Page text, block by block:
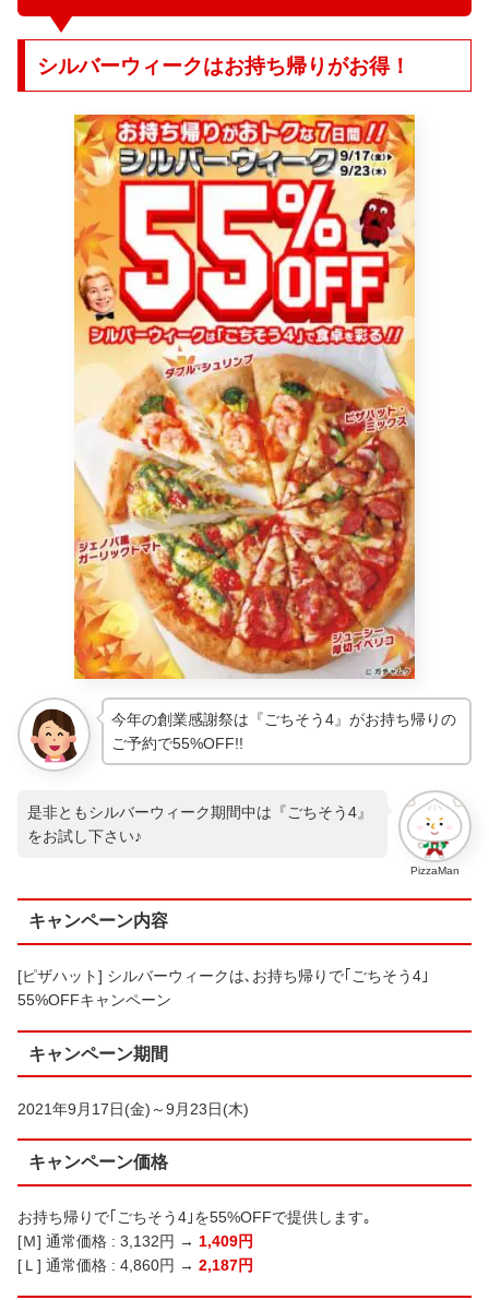
シルバーウィークはお持ち帰りがお得！
今年の創業感謝祭は『ごちそう4』がお持ち帰りの
ご予約で55%OFF!!
PizzaMan
是非ともシルバーウィーク期間中は『ごちそう4』
をお試し下さい♪
キャンペーン内容
[ピザハット] シルバーウィークは､お持ち帰りで｢ごちそう4｣
55%OFFキャンペーン
キャンペーン期間
2021年9月17日(金)～9月23日(木)
キャンペーン価格
お持ち帰りで｢ごちそう4｣を55%OFFで提供します｡
[Ｍ] 通常価格 : 3,132円 → 1,409円
[Ｌ] 通常価格 : 4,860円 → 2,187円